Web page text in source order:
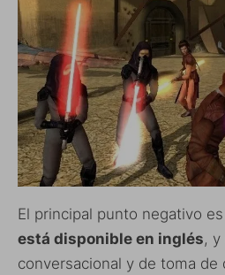
El principal punto negativo
está disponible en inglés, y
conversacional y de toma de